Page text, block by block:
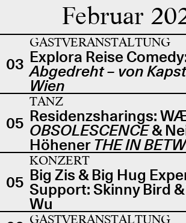
Februar
03
GASTVERANSTALTUNG
Explora Reise
Abgedreht – von
Wien
05
TANZ
Residenzsharings:
OBSOLESCENCE&
Höhener THE IN
05
KONZERT
Big Zis & Big Hug
Support: Skinny Bird
Wu
GASTVERANSTALTUNG